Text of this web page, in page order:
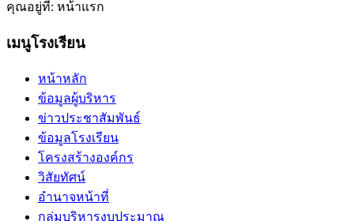
คุณอยู่ที่: หน้าแรก
เมนูโรงเรียน
หน้าหลัก
ข้อมูลผู้บริหาร
ข่าวประชาสัมพันธ์
ข้อมูลโรงเรียน
โครงสร้างองค์กร
วิสัยทัศน์
อำนาจหน้าที่
กลุ่มบริหารงบประมาณ